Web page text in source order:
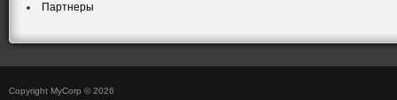
Партнеры
Copyright MyCorp © 2026